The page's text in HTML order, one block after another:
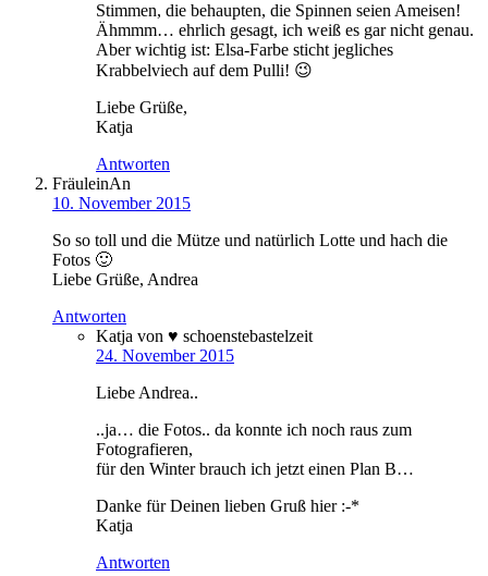
Stimmen, die behaupten, die Spinnen seien Ameisen!
Ähmmm… ehrlich gesagt, ich weiß es gar nicht genau.
Aber wichtig ist: Elsa-Farbe sticht jegliches
Krabbelviech auf dem Pulli! 😉
Liebe Grüße,
Katja
Antworten
FräuleinAn
10. November 2015
So so toll und die Mütze und natürlich Lotte und hach die
Fotos 🙂
Liebe Grüße, Andrea
Antworten
Katja von ♥ schoenstebastelzeit
24. November 2015
Liebe Andrea..
..ja… die Fotos.. da konnte ich noch raus zum
Fotografieren,
für den Winter brauch ich jetzt einen Plan B…
Danke für Deinen lieben Gruß hier :-*
Katja
Antworten